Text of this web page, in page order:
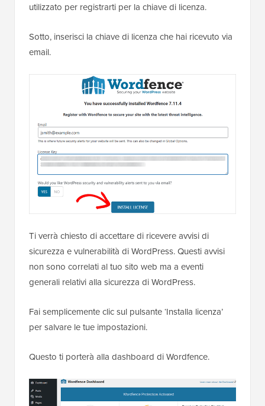
utilizzato per registrarti per la chiave di licenza.
Sotto, inserisci la chiave di licenza che hai ricevuto via
email.
Ti verrà chiesto di accettare di ricevere avvisi di
sicurezza e vulnerabilità di WordPress. Questi avvisi
non sono correlati al tuo sito web ma a eventi
generali relativi alla sicurezza di WordPress.
Fai semplicemente clic sul pulsante ‘Installa licenza’
per salvare le tue impostazioni.
Questo ti porterà alla dashboard di Wordfence.